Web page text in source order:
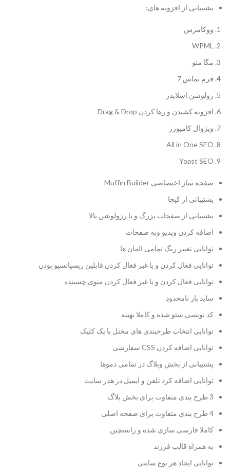
پشتیبانی از افزونه های:
ووکامرس
WPML
مگا منو
فرم تماس 7
رولوشن اسلایدر
افزونه کشیدن و رها کردن Drag & Drop
ویژوال کامپوزر
All in One SEO
Yoast SEO
صفحه ساز اختصاصی Muffin Builder
پشتیبانی از کپچا
پشتیبانی از صفحات بزرگ و با رزولوشن بالا
اضافه کردن ویدیو وبه صفحات
توانایی تغییر رنگ تمامی المان ها
توانایی فعال کردن و یا غیر فعال کردن قابلین ریسپانسیو بودن
توانایی فعال کردن و یا غیر فعال کردن منوی چسبنده
ساید بار نامحدود
کد نویسی سئو شده و کاملا بهینه
توانایی انتخاب طرحبندی های مختل با یک کلیک
توانایی اضافه کردن CSS سفارشی
پشتیبانی از بخش وبلاگ در تمامی دموها
توانایی اضافه کرد تلفن و ایمیل در هدر سایت
3 طرح بندی متفاوت برای بخش بلاگ
4 طرح بندی متفاوت برای صفحه اصلی
کاملا فارسی سازی شده و راستچین
به همراه قالب فرزند
توانایی ایجاد هر نوع سایتی